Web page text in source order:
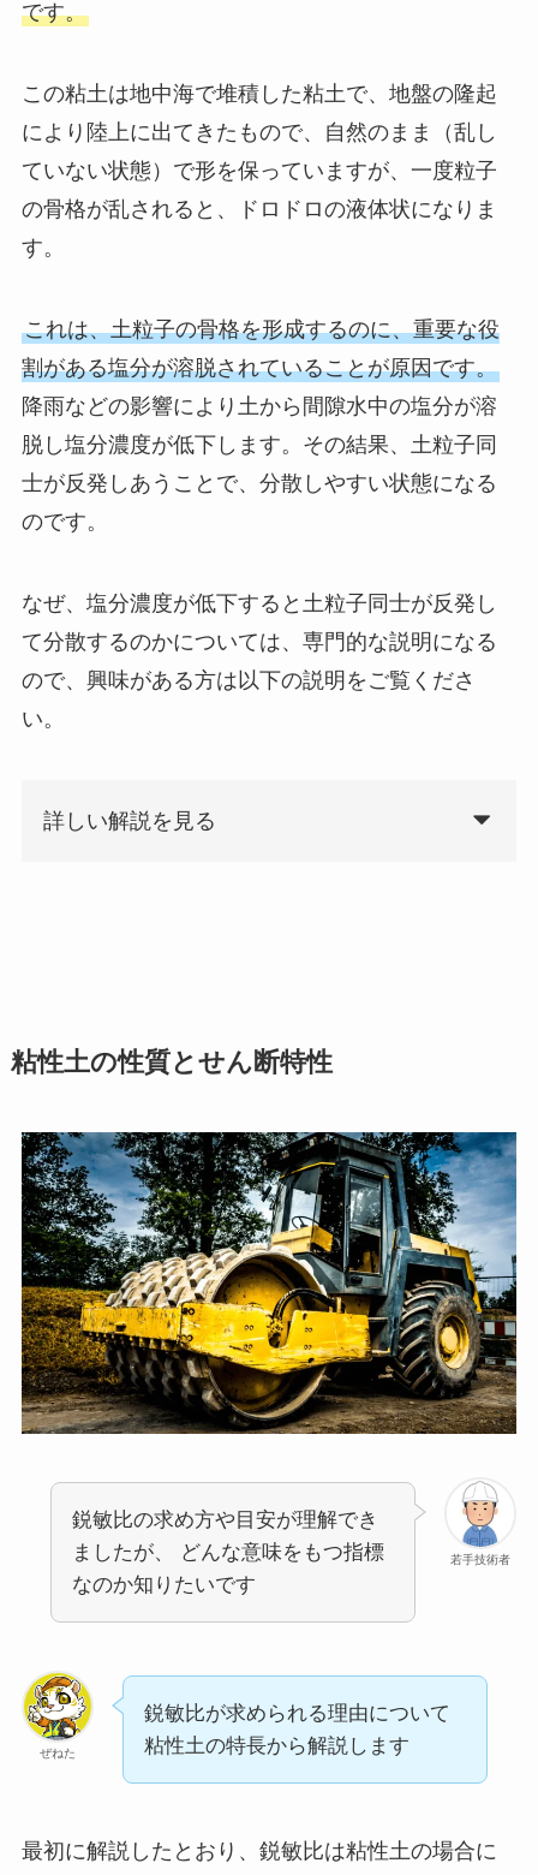
です。
この粘土は地中海で堆積した粘土で、地盤の隆起
により陸上に出てきたもので、自然のまま（乱し
ていない状態）で形を保っていますが、一度粒子
の骨格が乱されると、ドロドロの液体状になりま
す。
これは、土粒子の骨格を形成するのに、重要な役
割がある塩分が溶脱されていることが原因です。
降雨などの影響により土から間隙水中の塩分が溶
脱し塩分濃度が低下します。その結果、土粒子同
士が反発しあうことで、分散しやすい状態になる
のです。
なぜ、塩分濃度が低下すると土粒子同士が反発し
て分散するのかについては、専門的な説明になる
ので、興味がある方は以下の説明をご覧くださ
い。
詳しい解説を見る
粘性土の性質とせん断特性
若手技術者
鋭敏比の求め方や目安が理解でき
ましたが、 どんな意味をもつ指標
なのか知りたいです
ぜねた
鋭敏比が求められる理由について
粘性土の特長から解説します
最初に解説したとおり、鋭敏比は粘性土の場合に